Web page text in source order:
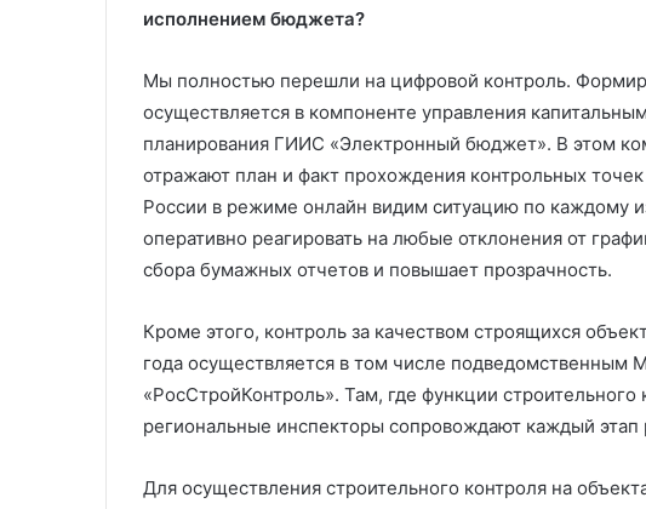
исполнением бюджета?
Мы полностью перешли на цифровой контроль.
осуществляется в компоненте управления
планирования ГИИС «Электронный бюджет». В этом
отражают план и факт прохождения контрольных
России в режиме онлайн видим ситуацию по каждому
оперативно реагировать на любые отклонения от
сбора бумажных отчетов и повышает прозрачность.
Кроме этого, контроль за качеством строящихся
года осуществляется в том числе подведомственным
«РосСтройКонтроль». Там, где функции
региональные инспекторы сопровождают каждый этап
Для осуществления строительного контроля на